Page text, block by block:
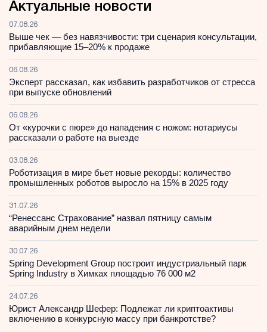
Актуальные новости
07.08.26
Выше чек — без навязчивости: три сценария консультации,
прибавляющие 15–20% к продаже
06.08.26
Эксперт рассказал, как избавить разработчиков от стресса
при выпуске обновлений
06.08.26
От «курочки с пюре» до нападения с ножом: нотариусы
рассказали о работе на выезде
03.08.26
Роботизация в мире бьет новые рекорды: количество
промышленных роботов выросло на 15% в 2025 году
31.07.26
“Ренессанс Страхование” назвал пятницу самым
аварийным днем недели
30.07.26
Spring Development Group построит индустриальный парк
Spring Industry в Химках площадью 76 000 м2
24.07.26
Юрист Александр Шефер: Подлежат ли криптоактивы
включению в конкурсную массу при банкротстве?